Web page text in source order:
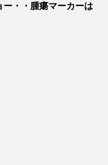
ー・・腫瘍マーカーは